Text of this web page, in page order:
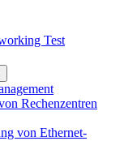
Test
Rechenzentren
von Ethernet-